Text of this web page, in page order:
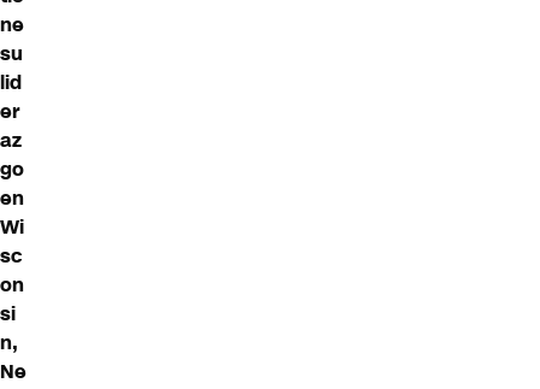
ne
su
lid
er
az
go
en
Wi
sc
on
si
n,
Ne